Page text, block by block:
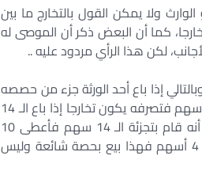
ولا يمكن القول بالتخارج ما بين
كما أن البعض ذكر أن الموصى له
لكن هذا الرأي مردود عليه ..
إذا باع أحد الورثة جزء من حصصه
لأحد الورثة فهذا ليس تخارجا وإنما بيع لحصة شائعة مثل الإبن الذي يكون له 14/24 سهم فتصرفه يكون تخارجا إذا باع الـ 14
سهم بأكملها ولا يهم بعد ذلك إذا كانت الـ 14 سهم لوارث واحد مثل شقيقته أو أنه قام بتجزئة الـ 14 سهم فأعطى 10
أسهم لشقيقته و4 أسهم لأمه مقابل عوض. أما إذا أحتفظ بـ 10 أسهم وتصرف بـ 4 أسهم فهذا بيع بحصة شائعة وليس